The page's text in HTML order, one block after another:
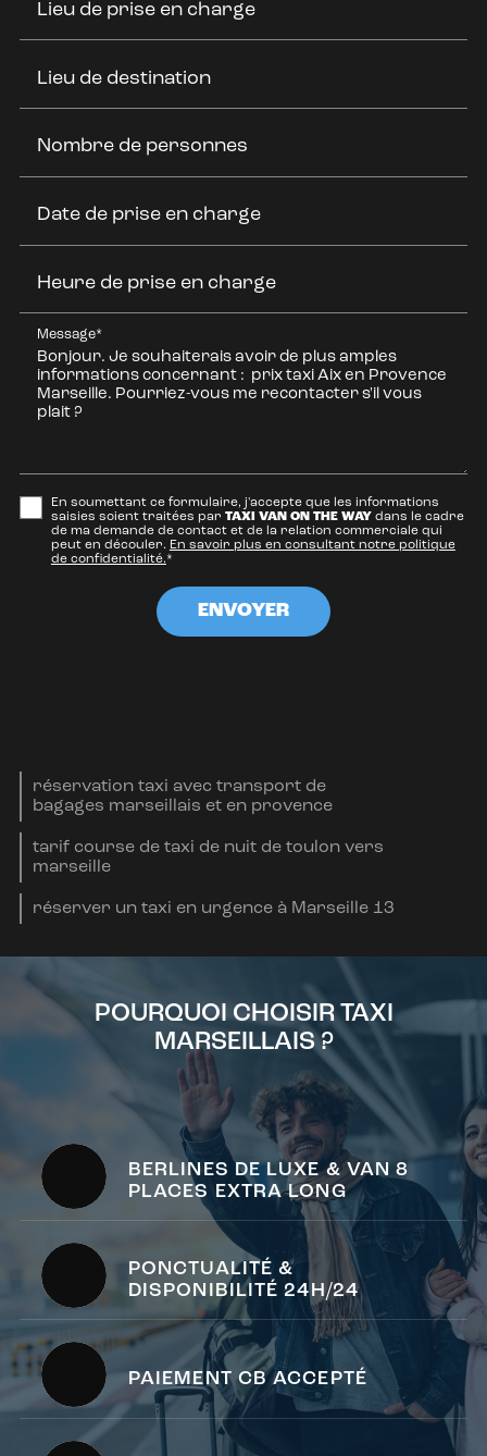
Lieu de prise en charge
Lieu de destination
Nombre de personnes
Date de prise en charge
Heure de prise en charge
Message*
En soumettant ce formulaire, j'accepte que les informations
saisies soient traitées par TAXI VAN ON THE WAYdans le cadre
de ma demande de contact et de la relation commerciale qui
peut en découler. En savoir plus en consultant notre politique
de confidentialité.*
réservation taxi avec transport de
bagages marseillais et en provence
tarif course de taxi de nuit de toulon vers
marseille
réserver un taxi en urgence à Marseille 13
POURQUOI CHOISIR TAXI
MARSEILLAIS ?
BERLINES DE LUXE & VAN 8
PLACES EXTRA LONG
PONCTUALITÉ &
DISPONIBILITÉ 24H/24
PAIEMENT CB ACCEPTÉ